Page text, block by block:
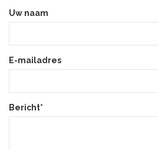
Uw naam
E-mailadres
Bericht*